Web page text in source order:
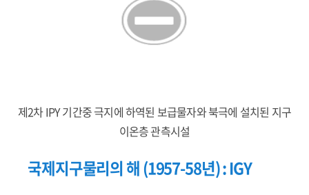
제2차 IPY 기간중 극지에 하역된 보급물자와 북극에 설치된 지구
이온층 관측시설
국제지구물리의 해 (1957-58년) : IGY